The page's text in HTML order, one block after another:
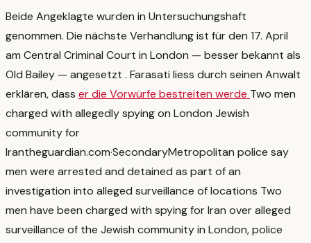
Beide Angeklagte wurden in Untersuchungshaft
genommen. Die nächste Verhandlung ist für den 17. April
am Central Criminal Court in London — besser bekannt als
Old Bailey — angesetzt . Farasati liess durch seinen Anwalt
erklären, dass er die Vorwürfe bestreiten werde Two men
charged with allegedly spying on London Jewish
community for
Irantheguardian.com·SecondaryMetropolitan police say
men were arrested and detained as part of an
investigation into alleged surveillance of locations Two
men have been charged with spying for Iran over alleged
surveillance of the Jewish community in London, police